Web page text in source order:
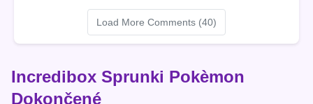
Load More Comments (40)
Incredibox Sprunki Pokèmon
Dokončené